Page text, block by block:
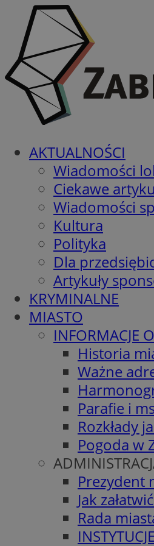
AKTUALNOŚCI
Wiadomości
Ciekawe
Wiadomości
Kultura
Polityka
Dla
Artykuły
KRYMINALNE
MIASTO
INFORMACJE
Historia
Ważne
Parafie i
Rozkłady
Pogoda w
Prezydent
Jak
Rada
INSTYTUCJE